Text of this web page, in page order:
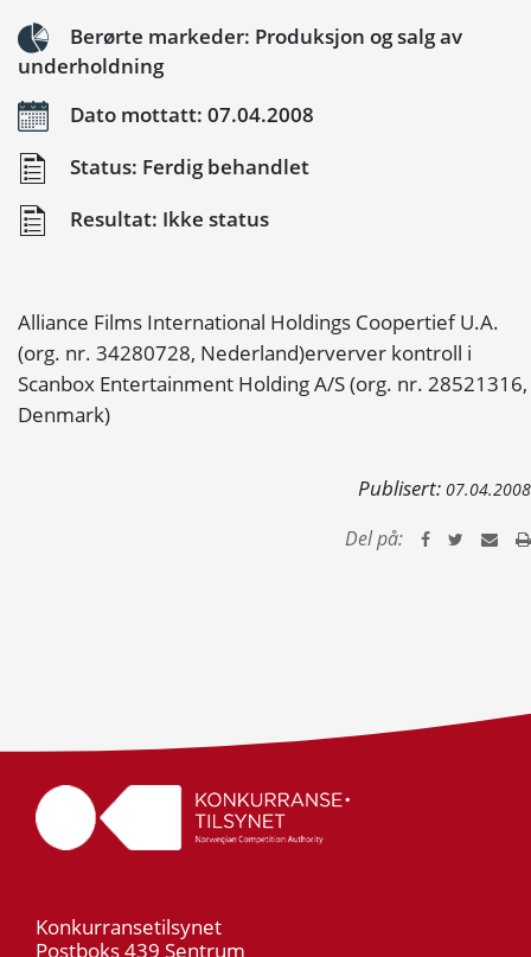
Berørte markeder: Produksjon og salg av
underholdning
Dato mottatt: 07.04.2008
Status: Ferdig behandlet
Resultat: Ikke status
Alliance Films International Holdings Coopertief U.A.
(org. nr. 34280728, Nederland)erverver kontroll i
Scanbox Entertainment Holding A/S (org. nr. 28521316,
Denmark)
Publisert: 07.04.2008
Del på:
Konkurransetilsynet
Postboks 439 Sentrum